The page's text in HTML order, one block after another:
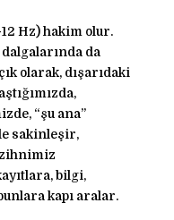
Hz) hakim olur.
da
olarak, dışarıdaki
“şu ana”
sakinleşir,
bilgi,
kapı aralar.